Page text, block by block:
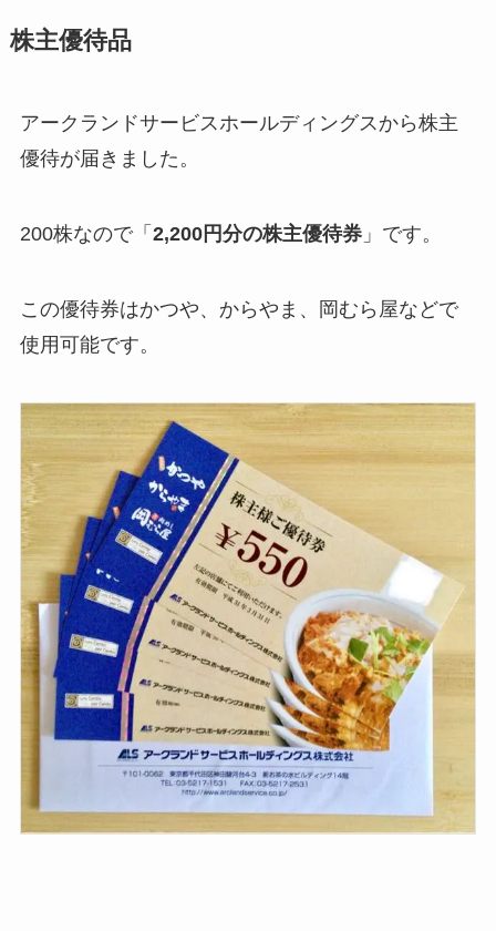
株主優待品
アークランドサービスホールディングスから株主
優待が届きました。
200株なので「 2,200円分の株主優待券」です。
この優待券はかつや、からやま、岡むら屋などで
使用可能です。